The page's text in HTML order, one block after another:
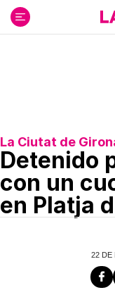
contenido
La Ciutat de
Detenido
con un
en Platja
22 DE